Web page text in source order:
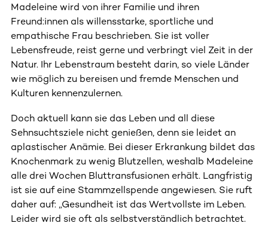
Madeleine wird von ihrer Familie und ihren
Freund:innen als willensstarke, sportliche und
empathische Frau beschrieben. Sie ist voller
Lebensfreude, reist gerne und verbringt viel Zeit in der
Natur. Ihr Lebenstraum besteht darin, so viele Länder
wie möglich zu bereisen und fremde Menschen und
Kulturen kennenzulernen.
Doch aktuell kann sie das Leben und all diese
Sehnsuchtsziele nicht genießen, denn sie leidet an
aplastischer Anämie. Bei dieser Erkrankung bildet das
Knochenmark zu wenig Blutzellen, weshalb Madeleine
alle drei Wochen Bluttransfusionen erhält. Langfristig
ist sie auf eine Stammzellspende angewiesen. Sie ruft
daher auf: „Gesundheit ist das Wertvollste im Leben.
Leider wird sie oft als selbstverständlich betrachtet.